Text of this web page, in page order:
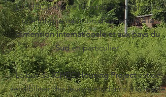
L'ICHEC Brussels Management School a
une longue traditiond'ouverture à la
dimension internationale et aux pays du
Suden particulier.
Le but duICHEC Housing Projectest de
sensibiliser des jeunes étudiants à la réalité